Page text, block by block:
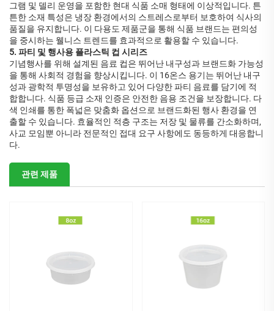
그램 및 델리 운영을 포함한 현대 식품 소매 형태에 이상적입니다. 튼
튼한 소재 특성은 냉장 환경에서의 스트레스로부터 보호하여 식사의
품질을 유지합니다. 이 다용도 제품군을 통해 식품 브랜드는 편의성
을 중시하는 웰니스 트렌드를 효과적으로 활용할 수 있습니다.
5. 파티 및 행사용 플라스틱 컵 시리즈
기념행사를 위해 설계된 음료 컵은 뛰어난 내구성과 브랜드화 가능성
을 통해 사회적 경험을 향상시킵니다. 이 16온스 용기는 뛰어난 내구
성과 광학적 투명성을 보유하고 있어 다양한 파티 음료를 담기에 적
합합니다. 식품 등급 소재 인증은 안전한 음용 조건을 보장합니다. 다
색 인쇄를 통한 폭넓은 맞춤화 옵션으로 브랜드화된 행사 환경을 연
출할 수 있습니다. 효율적인 적층 구조는 저장 및 물류를 간소화하며,
사교 모임뿐 아니라 전문적인 접대 요구 사항에도 동등하게 대응합니
다.
관련 제품